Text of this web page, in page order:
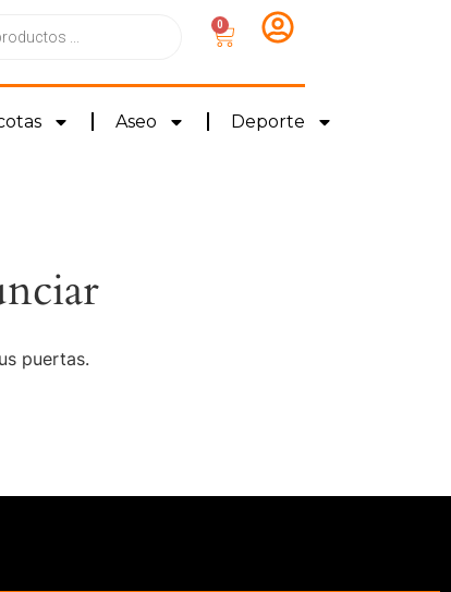
0
Aseo Deporte
puertas.